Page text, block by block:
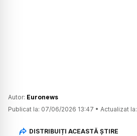
Autor: Euronews
Publicat la: 07/06/2026 13:47 • Actualizat la:
DISTRIBUIȚI ACEASTĂ ȘTIRE